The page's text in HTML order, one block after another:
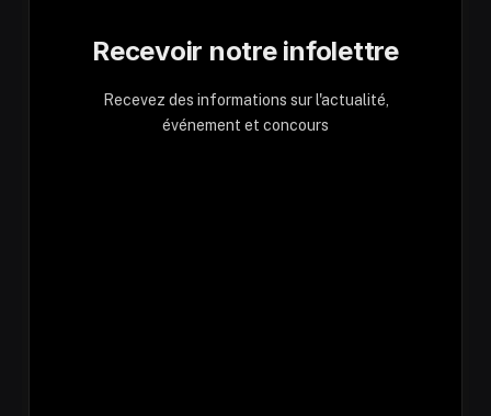
Recevoir notre infolettre
Recevez des informations sur l'actualité,
événement et concours